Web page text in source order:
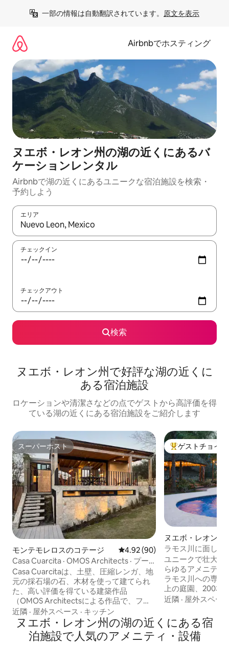
一部の情報は自動翻訳されています。 原文を表示
Airbnbでホスティング
ヌエボ・レオン州の湖の近くにあるバ
ケーションレンタル
Airbnbで湖の近くにあるユニークな宿泊施設を検索・
予約しよう
エリア
検索結果が表示されたら、上下の矢印キーを使って移動するか
チェックイン
チェックアウト
検索
ヌエボ・レオン州で好評な湖の近くに
ある宿泊施設
ロケーションや清潔さなどの点でゲストから高評価を得
ている湖の近くにある宿泊施設をご紹介します
スーパーホスト
スーパーホスト
モンテモレロスのコテージ レビュー90件、5つ星中4.92つ
4.92 (90)
Casa Cuarcita · OMOS Architects · プー
ル · 湖
Casa Cuarcitaは、土壁、圧縮レンガ、地
元の採石場の石、木材を使って建てられ
た、高い評価を得ている建築作品
（OMOS Architectsによる作品で、フィ
レンツェ・アーキテクチャー・プライズ
2024 のファイナリスト）です。24時間
365日セキュリティを備えた、門のあるプ
ライベートコミュニティの中にあり、自
近隣 · 屋外スペース · キッチン
大好評のゲスト
ゲストチョイス
ヌエボ・レオンの
ラモス川に面した
ラ
ユニークで壮大な
らゆるアメニティ
ラモス川への専用
上の庭園、200本
100年を超える歴
と、プールエリ
ル。2つのキッチ
キューグリル、薪
近隣 · 屋外スペー
ヌエボ・レオン州の湖の近くにある宿
泊施設で人気のアメニティ・設備